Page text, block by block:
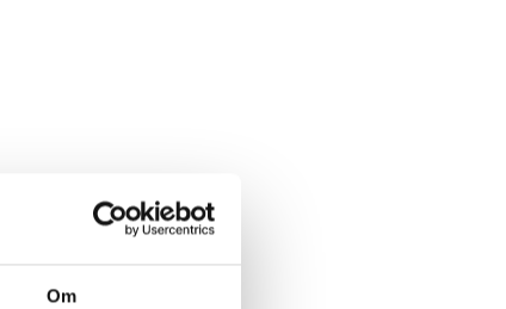
Om